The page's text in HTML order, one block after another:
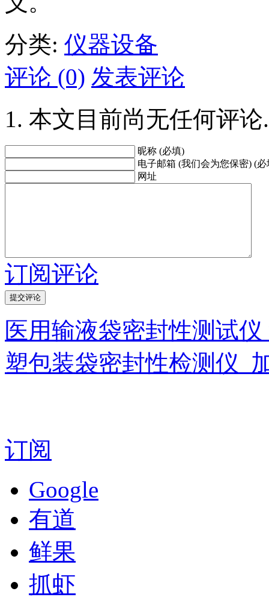
分类: 仪器设备
评论 (0) 发表评论
本文目前尚无任何评论.
昵称 (必填)
电子邮箱 (我们会为您保密) (必
网址
订阅评论
医用输液袋密封性测试
塑包装袋密封性检测仪_
订阅
Google
有道
鲜果
抓虾